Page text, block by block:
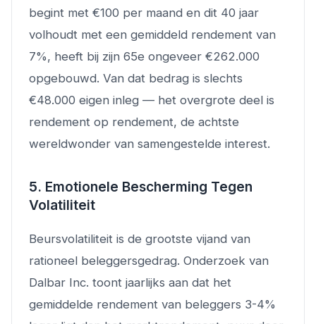
begint met €100 per maand en dit 40 jaar
volhoudt met een gemiddeld rendement van
7%, heeft bij zijn 65e ongeveer €262.000
opgebouwd. Van dat bedrag is slechts
€48.000 eigen inleg — het overgrote deel is
rendement op rendement, de achtste
wereldwonder van samengestelde interest.
5. Emotionele Bescherming Tegen
Volatiliteit
Beursvolatiliteit is de grootste vijand van
rationeel beleggersgedrag. Onderzoek van
Dalbar Inc. toont jaarlijks aan dat het
gemiddelde rendement van beleggers 3-4%